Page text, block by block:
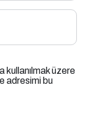
kullanılmak üzere
adresimi bu